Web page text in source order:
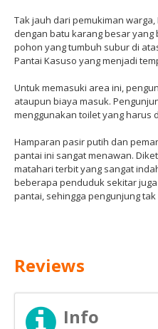
Tak jauh dari pemukiman
dengan batu karang besar
pohon yang tumbuh subur di
Pantai Kasuso yang menjadi
Untuk memasuki area ini,
ataupun biaya masuk.
menggunakan toilet yang harus
Hamparan pasir putih dan
pantai ini sangat menawan.
matahari terbit yang sangat
beberapa penduduk sekitar
pantai, sehingga pengunjung
Reviews
Info